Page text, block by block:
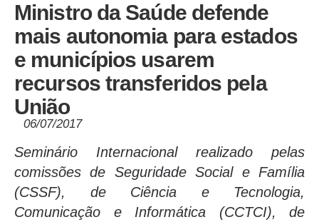
Ministro da Saúde defende
mais autonomia para estados
e municípios usarem
recursos transferidos pela
União
06/07/2017
Seminário Internacional realizado pelas
comissões de Seguridade Social e Família
(CSSF), de Ciência e Tecnologia,
Comunicação e Informática (CCTCI), de